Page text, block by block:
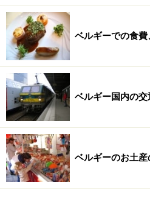
ベルギーでの食
ベルギー国内の交
ベルギーのお土産